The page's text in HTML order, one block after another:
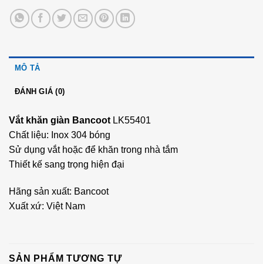
MÔ TẢ
ĐÁNH GIÁ (0)
Vắt khăn giàn Bancoot LK55401
Chất liệu: Inox 304 bóng
Sử dụng vắt hoặc để khăn trong nhà tắm
Thiết kế sang trọng hiện đại
Hãng sản xuất: Bancoot
Xuất xứ: Việt Nam
SẢN PHẨM TƯƠNG TỰ